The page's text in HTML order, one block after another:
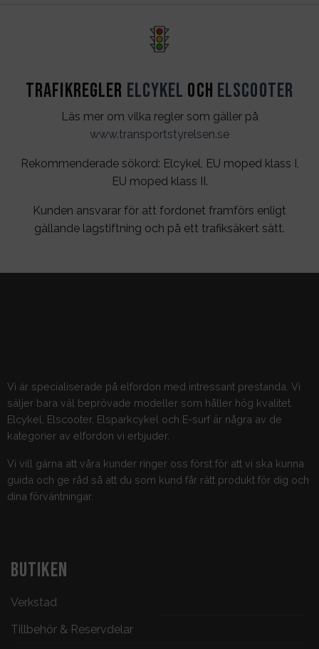
Trafikregler Elcykel och Elscooter
Läs mer om vilka regler som gäller på
www.transportstyrelsen.se
Rekommenderade sökord: Elcykel, EU moped klass I,
EU moped klass II.
Kunden ansvarar för att fordonet framförs enligt
gällande lagstiftning och på ett trafiksäkert sätt.
Vi är specialiserade på elfordon med intressant prestanda. Vi
säljer bara väl beprövade modeller som håller hög kvalitet.
Elcykel, Elscooter, Elsparkcykel och E-surf är några av de
kategorier av elfordon vi erbjuder.
Vi vill gärna att våra kunder ringer oss först för att vi ska kunna
guida och ge råd så att du som kund får rätt produkt för dig och
dina förväntningar.
BUTIKEN
Verkstad
Tillbehör & Reservdelar